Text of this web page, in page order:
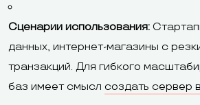
Сценарии использования:
данных, интернет-магазины с
транзакций. Для гибкого
баз имеет смысл создать сервер